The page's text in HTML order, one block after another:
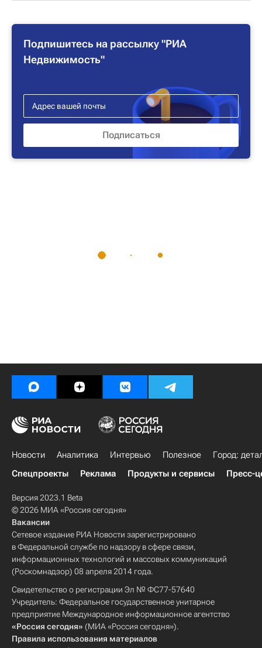
Подпишитесь на рассылку "РИА
Недвижимость"
Новости Аналитика Интервью Полезное
Город:
Спецпроекты
Реклама Продукты и сервисы Пресс-
Версия 2023.1 Beta
© 2026 МИА «Россия сегодня»
Вакансии
Сетевое издание РИА Новости зарегистрировано
в Федеральной службе по надзору в сфере связи,
информационных технологий и массовых коммуникаций
(Роскомнадзор) 08 апреля 2014 года.
Свидетельство о регистрации Эл № ФС77-57640
Учредитель: Федеральное государственное унитарное
предприятие Международное информационное агентство
«Россия сегодня» (МИА «Россия сегодня»).
Правила использования материалов